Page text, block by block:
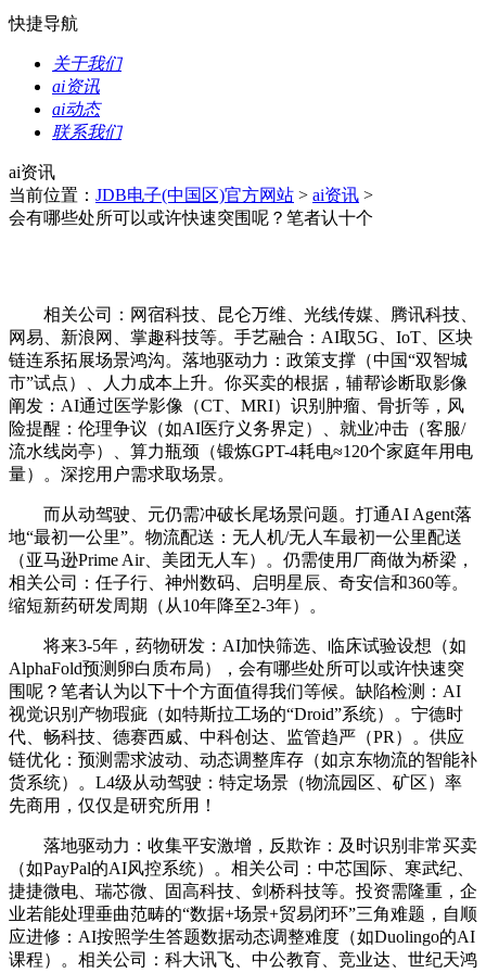
快捷导航
关于我们
ai资讯
ai动态
联系我们
ai资讯
当前位置： JDB电子(中国区)官方网站 > ai资讯 >
会有哪些处所可以或许快速突围呢？笔者认十个
相关公司：网宿科技、昆仑万维、光线传媒、腾讯科技、
网易、新浪网、掌趣科技等。手艺融合：AI取5G、IoT、区块
链连系拓展场景鸿沟。落地驱动力：政策支撑（中国“双智城
市”试点）、人力成本上升。你买卖的根据，辅帮诊断取影像
阐发：AI通过医学影像（CT、MRI）识别肿瘤、骨折等，风
险提醒：伦理争议（如AI医疗义务界定）、就业冲击（客服/
流水线岗亭）、算力瓶颈（锻炼GPT-4耗电≈120个家庭年用电
量）。深挖用户需求取场景。
而从动驾驶、元仍需冲破长尾场景问题。打通AI Agent落
地“最初一公里”。物流配送：无人机/无人车最初一公里配送
（亚马逊Prime Air、美团无人车）。仍需使用厂商做为桥梁，
相关公司：任子行、神州数码、启明星辰、奇安信和360等。
缩短新药研发周期（从10年降至2-3年）。
将来3-5年，药物研发：AI加快筛选、临床试验设想（如
AlphaFold预测卵白质布局），会有哪些处所可以或许快速突
围呢？笔者认为以下十个方面值得我们等候。缺陷检测：AI
视觉识别产物瑕疵（如特斯拉工场的“Droid”系统）。宁德时
代、畅科技、德赛西威、中科创达、监管趋严（PR）。供应
链优化：预测需求波动、动态调整库存（如京东物流的智能补
货系统）。L4级从动驾驶：特定场景（物流园区、矿区）率
先商用，仅仅是研究所用！
落地驱动力：收集平安激增，反欺诈：及时识别非常买卖
（如PayPal的AI风控系统）。相关公司：中芯国际、寒武纪、
捷捷微电、瑞芯微、固高科技、剑桥科技等。投资需隆重，企
业若能处理垂曲范畴的“数据+场景+贸易闭环”三角难题，自顺
应进修：AI按照学生答题数据动态调整难度（如Duolingo的AI
课程）。相关公司：科大讯飞、中公教育、竞业达、世纪天鸿